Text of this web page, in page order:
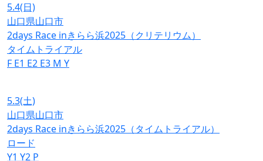
5.4(日)
山口県山口市
2days Race inきらら浜2025（クリテリウム）
タイムトライアル
F E1 E2 E3 M Y
5.3(土)
山口県山口市
2days Race inきらら浜2025（タイムトライアル）
ロード
Y1 Y2 P